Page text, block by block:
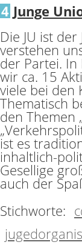
4 Junge
Die JU ist
verstehen
der Partei.
wir ca. 15
viele bei den
Thematisch
den Themen
ist es
inhaltlich-
Gesellige
auch der
Stichworte: